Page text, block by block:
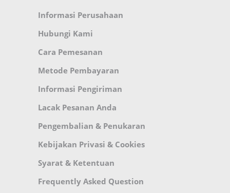
Informasi Perusahaan
Hubungi Kami
Cara Pemesanan
Metode Pembayaran
Informasi Pengiriman
Lacak Pesanan Anda
Pengembalian & Penukaran
Kebijakan Privasi & Cookies
Syarat & Ketentuan
Frequently Asked Question